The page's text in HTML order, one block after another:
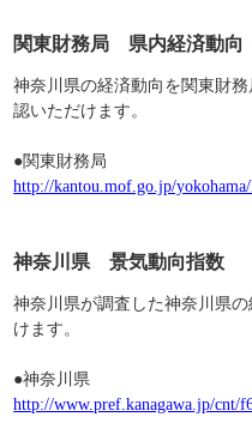
関東財務局 県内経済動向
神奈川県の経済動向を関東財
認いただけます。
●関東財務局
http://kantou.mof.go.jp/
神奈川県 景気動向指数
神奈川県が調査した神奈川県
けます。
●神奈川県
http://www.pref.kanagawa.jp/cnt/